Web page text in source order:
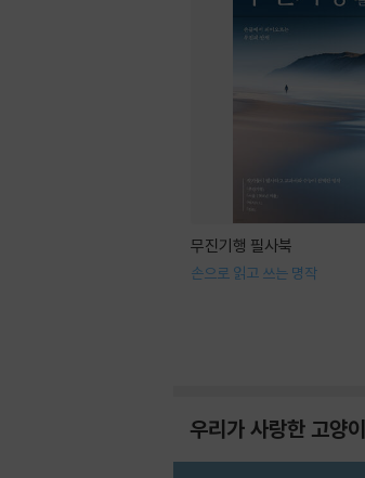
무진기행 필사북
손으로 읽고 쓰는 명작
우리가 사랑한 고양